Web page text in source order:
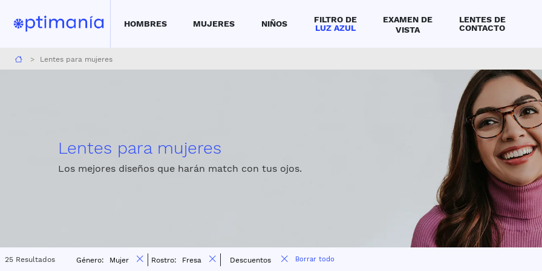
HOMBRES MUJERES NIÑOS
FILTRO DE
LUZ AZUL
EXAMEN DE
VISTA
LENTES DE
CONTACTO
Lentes para mujeres
Lentes para mujeres
Los mejores diseños que harán match con tus ojos.
25 Resultados Género: Mujer Rostro: Fresa Descuentos Borrar todo